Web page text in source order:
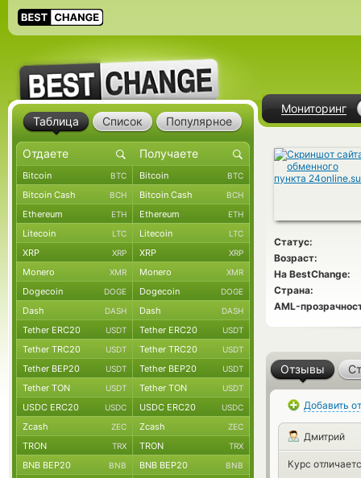
Мониторинг
Статус:
Возраст:
На BestChange:
Страна:
AML-
Отзывы
Добавить
Дмитрий
Курс
Таблица Список Популярное
Bitcoin BTC Bitcoin BTC
Bitcoin Cash BCH Bitcoin Cash BCH
Ethereum ETH Ethereum ETH
Litecoin LTC Litecoin LTC
XRP XRP XRP XRP
Monero XMR Monero XMR
Dogecoin DOGE Dogecoin DOGE
Dash DASH Dash DASH
Tether ERC20 USDT Tether ERC20 USDT
Tether TRC20 USDT Tether TRC20 USDT
Tether BEP20 USDT Tether BEP20 USDT
Tether TON USDT Tether TON USDT
USDC ERC20 USDC USDC ERC20 USDC
Zcash ZEC Zcash ZEC
TRON TRX TRON TRX
BNB BEP20 BNB BNB BEP20 BNB